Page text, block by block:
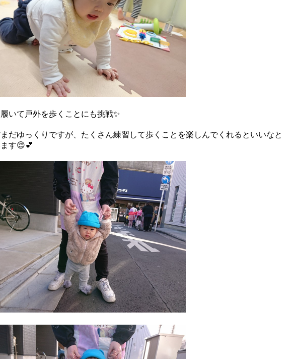
いて戸外を歩くことにも挑戦✨
まだゆっくりですが、たくさん練習して歩くことを楽しんでくれるといいなと
す😌💕